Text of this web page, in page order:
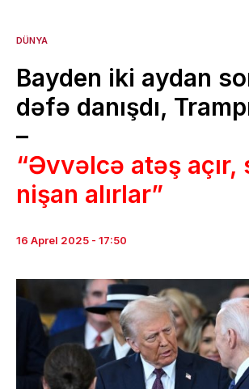
DÜNYA
Bayden iki aydan
dəfə danışdı,
–
“Əvvəlcə atəş açır,
nişan alırlar”
16 Aprel 2025 - 17:50